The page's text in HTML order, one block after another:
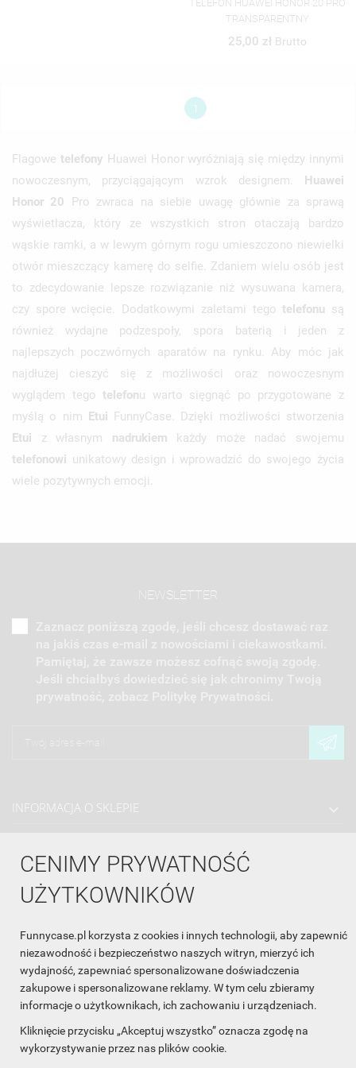
CENIMY PRYWATNOŚĆ
UŻYTKOWNIKÓW
Funnycase.pl korzysta z cookies i innych technologii, aby zapewnić
niezawodność i bezpieczeństwo naszych witryn, mierzyć ich
wydajność, zapewniać spersonalizowane doświadczenia
zakupowe i spersonalizowane reklamy. W tym celu zbieramy
informacje o użytkownikach, ich zachowaniu i urządzeniach.
Kliknięcie przycisku „Akceptuj wszystko” oznacza zgodę na
wykorzystywanie przez nas plików cookie.
TELEFON HUAWEI HONOR 20 PRO
TRANSPARENTNY
25,00 zł Brutto
1
Flagowe telefony Huawei Honor wyróżniają się między innymi
nowoczesnym, przyciągającym wzrok designem. Huawei
Honor 20 Pro zwraca na siebie uwagę głównie za sprawą
wyświetlacza, który ze wszystkich stron otaczają bardzo
wąskie ramki, a w lewym górnym rogu umieszczono niewielki
otwór mieszczący kamerę do selfie. Zdaniem wielu osób jest
to zdecydowanie lepsze rozwiązanie niż wysuwana kamera,
czy spore wcięcie. Dodatkowymi zaletami tegotelefonu są
również wydajne podzespoły, spora baterią i jeden z
najlepszych poczwórnych aparatów na rynku. Aby móc jak
najdłużej cieszyć się z możliwości oraz nowoczesnym
wyglądem tegotelefonu warto sięgnąć po przygotowane z
myślą o nim Etui FunnyCase. Dzięki możliwości stworzenia
Etui z własnym nadrukiem każdy może nadać swojemu
telefonowi unikatowy design i wprowadzić do swojego życia
wiele pozytywnych emocji.
NEWSLETTER
INFORMACJA O SKLEPIE
OBSŁUGA KLIENTA
ŚLEDŹ NAS NA FACEBOOKU
Made with❤in Poland